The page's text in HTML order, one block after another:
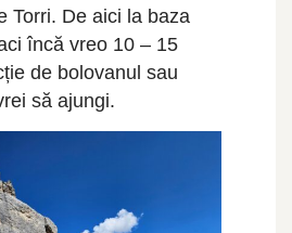
Torri. De aici la baza
încă vreo 10 – 15
de bolovanul sau
să ajungi.